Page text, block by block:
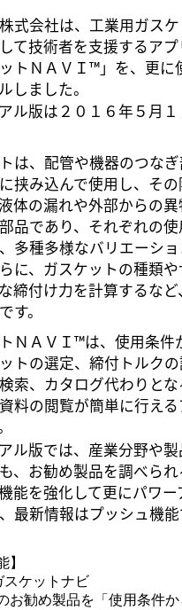
式会社は、工業用ガス
て技術者を支援するア
ットＮＡＶＩ™」を、更に
しました。
ル版は２０１６年５月
は、配管や機器のつな
挟み込んで使用し、そ
体の漏れや外部からの
品であり、それぞれの
多種多様なバリエーシ
に、ガスケットの種類
締付け力を計算するな
す。
ＮＡＶＩ™は、使用条件
トの選定、締付トルク
索、カタログ代わりと
料の閲覧が簡単に行え
ル版では、産業分野や
、お勧め製品を調べら
能を強化して更にパワ
最新情報はプッシュ機
】
スケットナビ
お勧め製品を「使用条件